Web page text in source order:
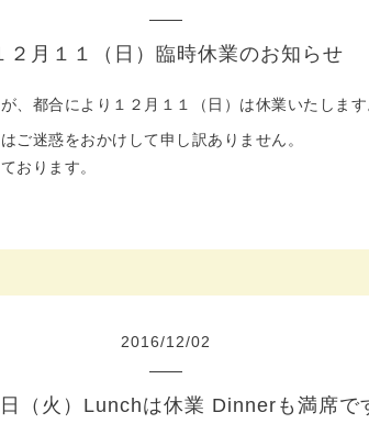
２月１１（日）臨時休業のお知らせ
、都合により１２月１１（日）は休業いたします
ご迷惑をおかけして申し訳ありません。
おります。
2016/12/02
（火）Lunchは休業 Dinnerも満席で